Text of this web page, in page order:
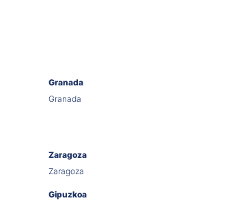
Granada
Granada
Zaragoza
Zaragoza
Gipuzkoa